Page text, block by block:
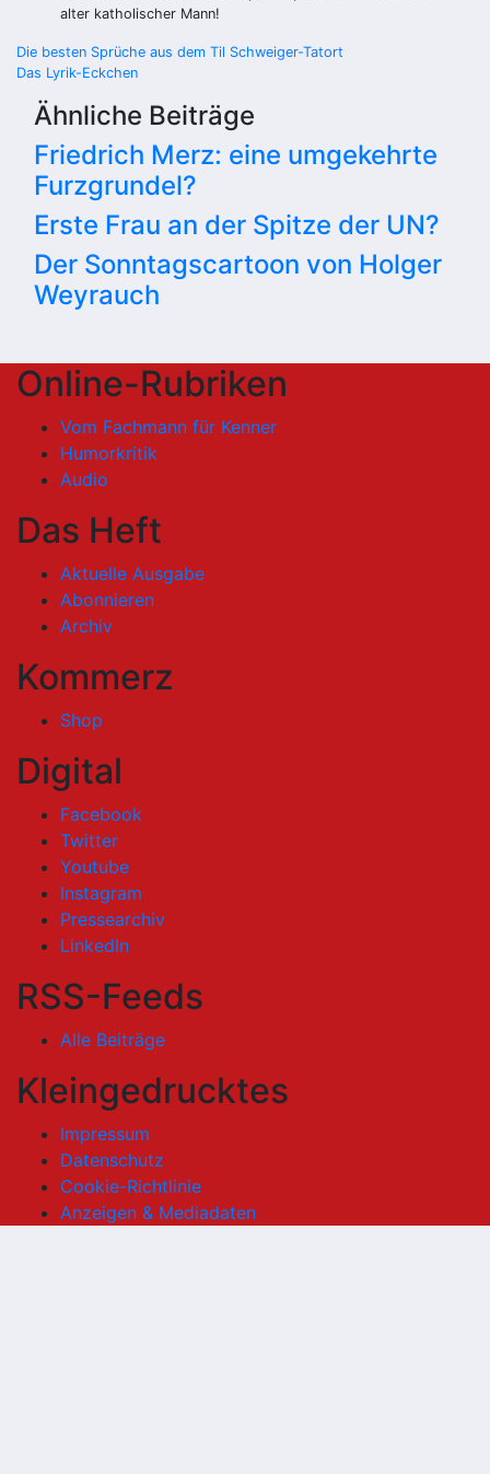
alter katholischer Mann!
Beitragsnavigation
Die besten Sprüche aus dem Til Schweiger-Tatort
Das Lyrik-Eckchen
Ähnliche Beiträge
Friedrich Merz: eine umgekehrte
Furzgrundel?
Erste Frau an der Spitze der UN?
Der Sonntagscartoon von Holger
Weyrauch
Online-Rubriken
Vom Fachmann für Kenner
Humorkritik
Audio
Das Heft
Aktuelle Ausgabe
Abonnieren
Archiv
Kommerz
Shop
Digital
Facebook
Twitter
Youtube
Instagram
Pressearchiv
LinkedIn
RSS-Feeds
Alle Beiträge
Kleingedrucktes
Impressum
Datenschutz
Cookie-Richtlinie
Anzeigen & Mediadaten